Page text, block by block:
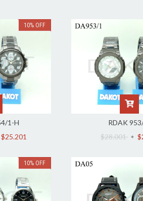
10% OFF
1-H
$25.201
RDAK
$28.001
10% OFF